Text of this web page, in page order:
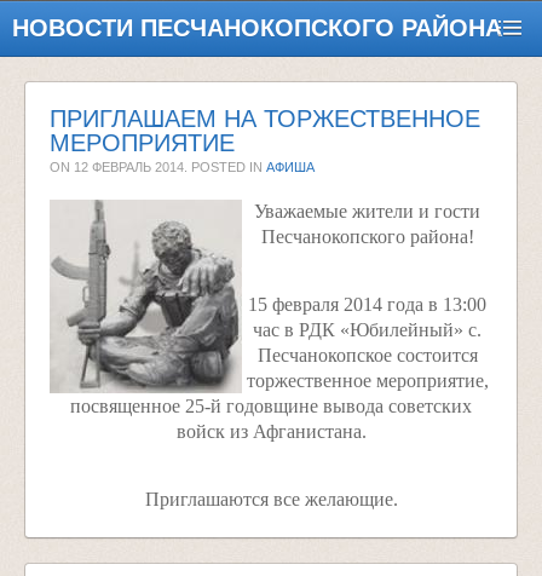
НОВОСТИ ПЕСЧАНОКОПСКОГО РАЙОНА
ПРИГЛАШАЕМ НА ТОРЖЕСТВЕННОЕ
МЕРОПРИЯТИЕ
ON 12 ФЕВРАЛЬ 2014 . POSTED IN АФИША
Уважаемые жители и гости
Песчанокопского района!
15 февраля 2014 года в 13:00
час в РДК «Юбилейный» с.
Песчанокопское состоится
торжественное мероприятие,
посвященное 25-й годовщине вывода советских
войск из Афганистана.
Приглашаются все желающие.